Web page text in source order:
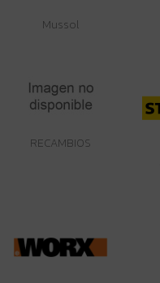
Mussol
RECAMBIOS